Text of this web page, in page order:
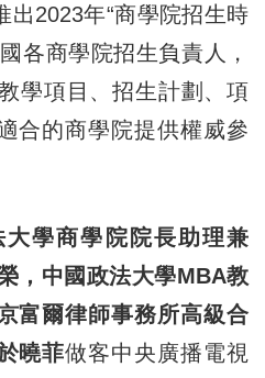
出2023年“商學院招生時
各商學院招生負責人，
學項目、招生計劃、項
合的商學院提供權威參
大學商學院院長助理兼
，中國政法大學MBA教
富爾律師事務所高級合
曉菲做客中央廣播電視